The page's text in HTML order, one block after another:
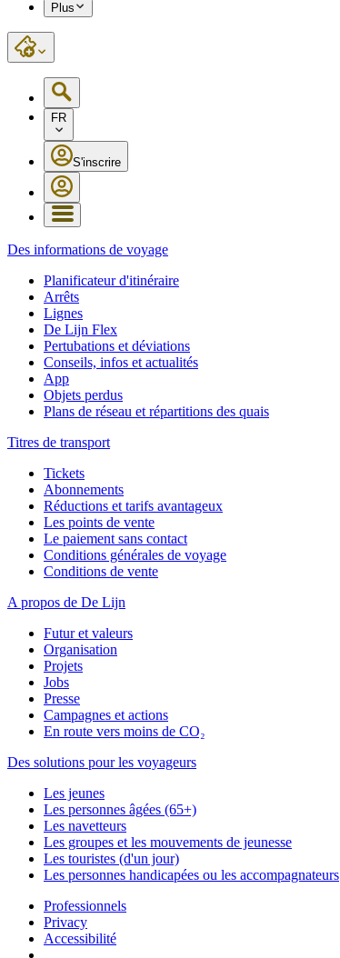
Plus
FR
S'inscrire
Des informations de voyage
Planificateur d'itinéraire
Arrêts
Lignes
De Lijn Flex
Pertubations et déviations
Conseils, infos et actualités
App
Objets perdus
Plans de réseau et répartitions des quais
Titres de transport
Tickets
Abonnements
Réductions et tarifs avantageux
Les points de vente
Le paiement sans contact
Conditions générales de voyage
Conditions de vente
A propos de De Lijn
Futur et valeurs
Organisation
Projets
Jobs
Presse
Campagnes et actions
En route vers moins de CO₂
Des solutions pour les voyageurs
Les jeunes
Les personnes âgées (65+)
Les navetteurs
Les groupes et les mouvements de jeunesse
Les touristes (d'un jour)
Les personnes handicapées ou les accompagnateurs
Professionnels
Privacy
Accessibilité